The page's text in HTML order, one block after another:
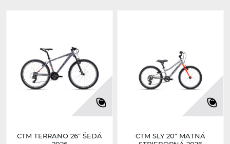
CTM TERRANO 26" ŠEDÁ
CTM SLY 20" MATNÁ